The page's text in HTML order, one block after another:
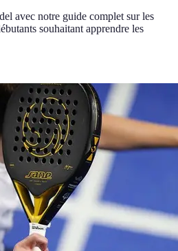
avec notre guide complet sur les
souhaitant apprendre les